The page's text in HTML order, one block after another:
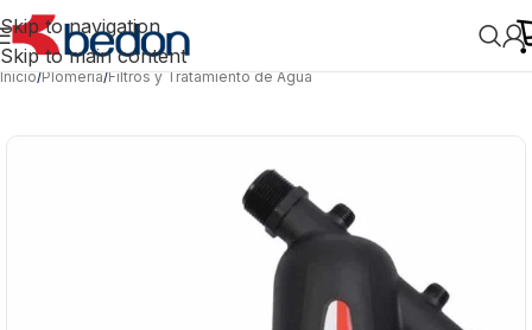
Skip to navigation
Skip to main content
Inicio/Plomería/Filtros y Tratamiento de Agua